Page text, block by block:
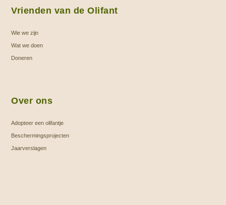
Vrienden van de Olifant
Wie we zijn
Wat we doen
Doneren
Over ons
Adopteer een olifantje
Beschermingsprojecten
Jaarverslagen